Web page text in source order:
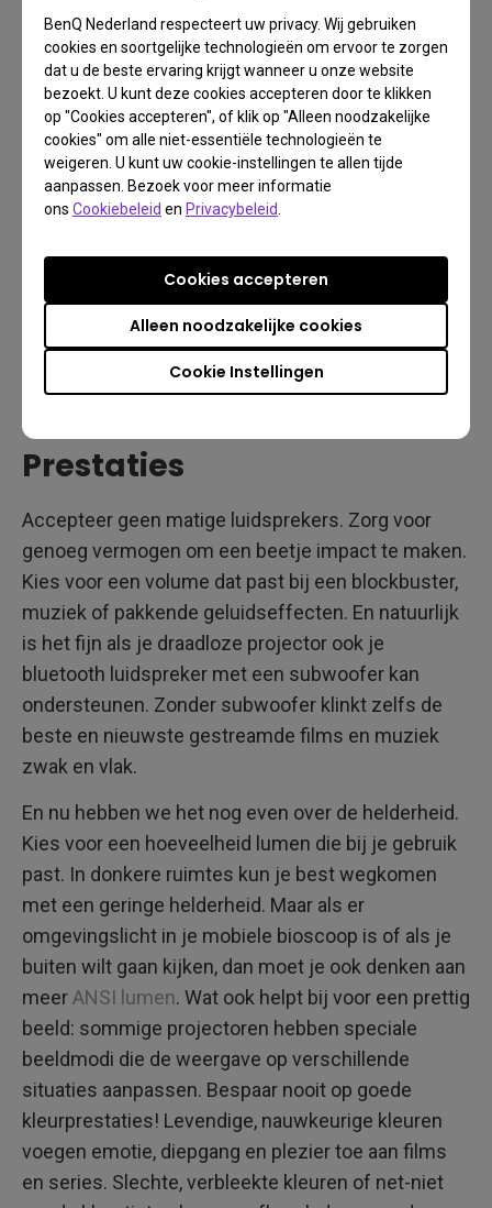
BenQ Nederland respecteert uw privacy. Wij gebruiken
cookies en soortgelijke technologieën om ervoor te zorgen
dat u de beste ervaring krijgt wanneer u onze website
bezoekt. U kunt deze cookies accepteren door te klikken
op "Cookies accepteren", of klik op "Alleen noodzakelijke
cookies" om alle niet-essentiële technologieën te
weigeren. U kunt uw cookie-instellingen te allen tijde
aanpassen. Bezoek voor meer informatie
ons Cookiebeleid en Privacybeleid
Cookie Instellingen
Alleen noodzakelijke cookies
Cookies accepteren
Prestaties
Accepteer geen matige luidsprekers. Zorg voor
genoeg vermogen om een beetje impact te maken.
Kies voor een volume dat past bij een blockbuster,
muziek of pakkende geluidseffecten. En natuurlijk
is het fijn als je draadloze projector ook je
bluetooth luidspreker met een subwoofer kan
ondersteunen. Zonder subwoofer klinkt zelfs de
beste en nieuwste gestreamde films en muziek
zwak en vlak.
En nu hebben we het nog even over de helderheid.
Kies voor een hoeveelheid lumen die bij je gebruik
past. In donkere ruimtes kun je best wegkomen
met een geringe helderheid. Maar als er
omgevingslicht in je mobiele bioscoop is of als je
buiten wilt gaan kijken, dan moet je ook denken aan
meerANSI lumen. Wat ook helpt bij voor een prettig
beeld: sommige projectoren hebben speciale
beeldmodi die de weergave op verschillende
situaties aanpassen. Bespaar nooit op goede
kleurprestaties! Levendige, nauwkeurige kleuren
voegen emotie, diepgang en plezier toe aan films
en series. Slechte, verbleekte kleuren of net-niet